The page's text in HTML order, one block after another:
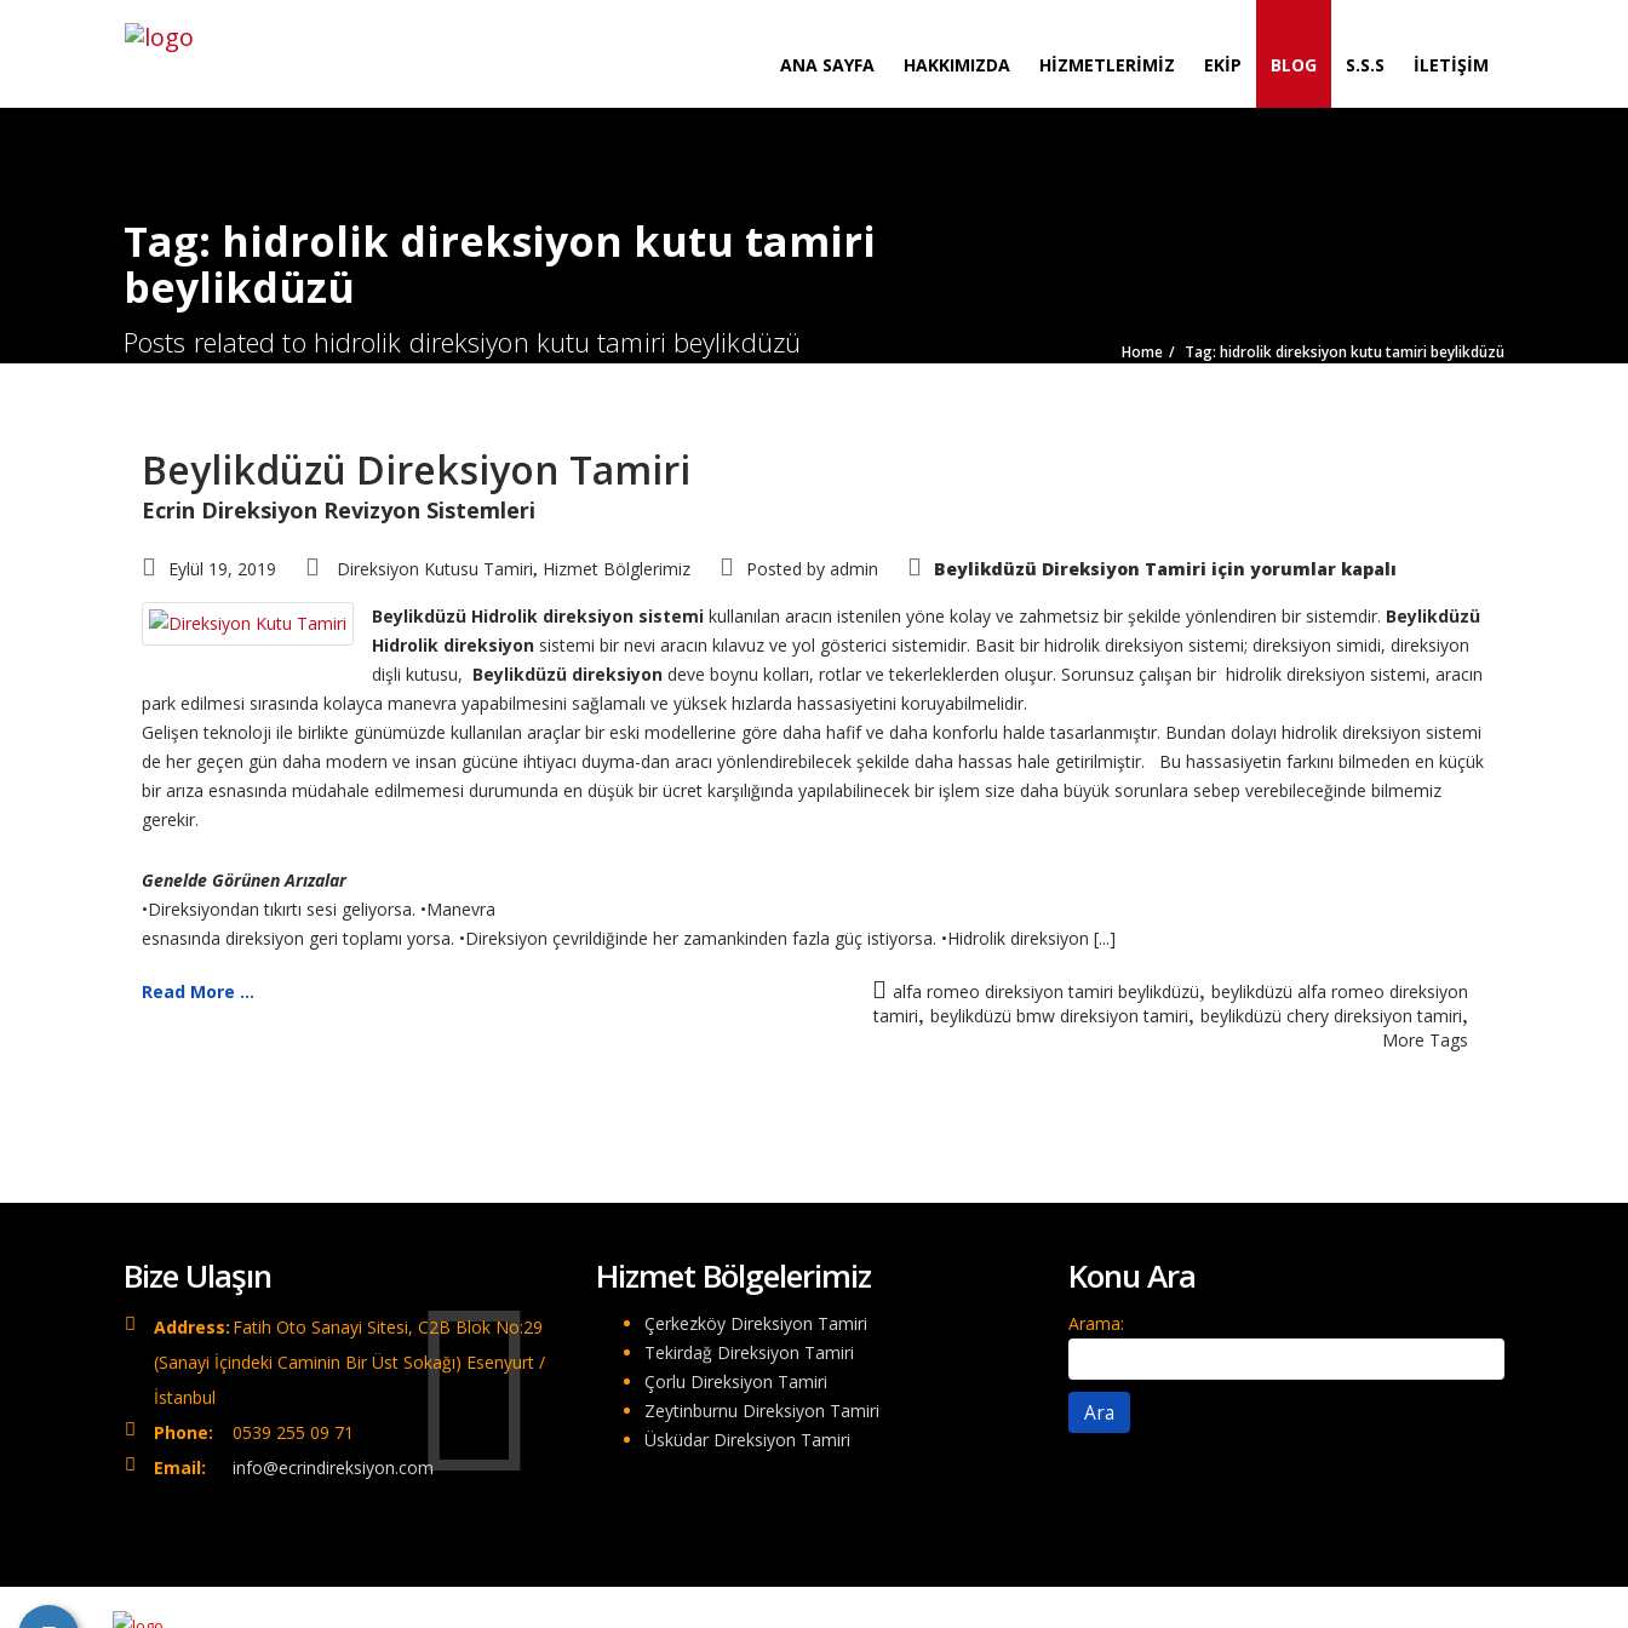
ANA SAYFA HAKKIMIZDA HIZMETLERIMIZ EKIP BLOG S.S.S İLETIŞIM
Tag: hidrolik direksiyon kutu tamiri
beylikdüzü
Posts related to hidrolik direksiyon kutu tamiri beylikdüzü Home Tag: hidrolik direksiyon kutu tamiri beylikdüzü
Beylikdüzü Direksiyon Tamiri
Ecrin Direksiyon Revizyon Sistemleri
Eylül 19, 2019 Direksiyon Kutusu Tamiri, Hizmet Bölglerimiz Posted by admin Beylikdüzü Direksiyon Tamiri için yorumlar kapalı
Beylikdüzü Hidrolik direksiyon sistemi kullanılan aracın istenilen yöne kolay ve zahmetsiz bir şekilde yönlendiren bir sistemdir. Beylikdüzü
Hidrolik direksiyon sistemi bir nevi aracın kılavuz ve yol gösterici sistemidir. Basit bir hidrolik direksiyon sistemi; direksiyon simidi, direksiyon
dişli kutusu, Beylikdüzü direksiyon deve boynu kolları, rotlar ve tekerleklerden oluşur. Sorunsuz çalışan bir hidrolik direksiyon sistemi, aracın
park edilmesi sırasında kolayca manevra yapabilmesini sağlamalı ve yüksek hızlarda hassasiyetini koruyabilmelidir.
Gelişen teknoloji ile birlikte günümüzde kullanılan araçlar bir eski modellerine göre daha hafif ve daha konforlu halde tasarlanmıştır. Bundan dolayı hidrolik direksiyon sistemi
de her geçen gün daha modern ve insan gücüne ihtiyacı duyma-dan aracı yönlendirebilecek şekilde daha hassas hale getirilmiştir. Bu hassasiyetin farkını bilmeden en küçük
bir arıza esnasında müdahale edilmemesi durumunda en düşük bir ücret karşılığında yapılabilinecek bir işlem size daha büyük sorunlara sebep verebileceğinde bilmemiz
gerekir.
Genelde Görünen Arızalar
•Direksiyondan tıkırtı sesi geliyorsa. •Manevra
esnasında direksiyon geri toplamı yorsa. •Direksiyon çevrildiğinde her zamankinden fazla güç istiyorsa. •Hidrolik direksiyon [...]
Read More ... alfa romeo direksiyon tamiri beylikdüzü, beylikdüzü alfa romeo direksiyon
tamiri, beylikdüzü bmw direksiyon tamiri, beylikdüzü chery direksiyon tamiri,
More Tags
Bize Ulaşın
Address: Fatih Oto Sanayi Sitesi, C2B Blok No:29
(Sanayi İçindeki Caminin Bir Üst Sokağı) Esenyurt /
İstanbul
Phone:
0539 255 09 71
Email:
info@ecrindireksiyon.com
Hizmet Bölgelerimiz
Çerkezköy Direksiyon Tamiri
Tekirdağ Direksiyon Tamiri
Çorlu Direksiyon Tamiri
Zeytinburnu Direksiyon Tamiri
Üsküdar Direksiyon Tamiri
Konu Ara
Arama: